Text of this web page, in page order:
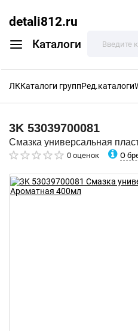
detali812.ru
Каталоги
ЛККаталоги группРед.каталоги
3K 53039700081
Смазка универсальная
0 оценок О